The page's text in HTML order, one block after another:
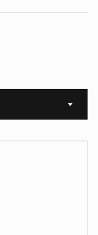
Sort